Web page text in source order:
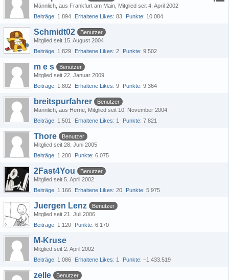
Männlich aus Frankfurt am Main Mitglied seit 4. April 2002
Beiträge 1.894 Erhaltene Likes 83 Punkte 10.084
Schmidt02
Benutzer
Mitglied seit 15. August 2004
Beiträge 1.829 Erhaltene Likes 2 Punkte 9.502
m e s
Benutzer
Mitglied seit 22. Januar 2009
Beiträge 1.802 Erhaltene Likes 9 Punkte 9.364
breitspurfahrer
Benutzer
Männlich aus Herne Mitglied seit 10. November 2004
Beiträge 1.501 Erhaltene Likes 1 Punkte 7.821
Thore
Benutzer
Mitglied seit 28. Juni 2005
Beiträge 1.200 Punkte 6.075
2Fast4You
Benutzer
Mitglied seit 5. April 2002
Beiträge 1.166 Erhaltene Likes 20 Punkte 5.975
Juergen Lenz
Benutzer
Mitglied seit 21. Juli 2006
Beiträge 1.120 Punkte 6.170
M-Kruse
Mitglied seit 2. April 2002
Beiträge 1.086 Erhaltene Likes 1 Punkte −1.433.519
zelle
Benutzer